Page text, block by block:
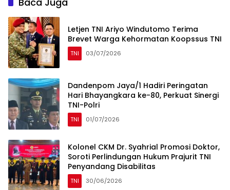
Letjen TNI Ariyo Windutomo Terima
Brevet Warga Kehormatan Koopssus TNI
TNI 03/07/2026
Dandenpom Jaya/1 Hadiri Peringatan
Hari Bhayangkara ke-80, Perkuat Sinergi
TNI-Polri
TNI 01/07/2026
Kolonel CKM Dr. Syahrial Promosi Doktor,
Soroti Perlindungan Hukum Prajurit TNI
Penyandang Disabilitas
TNI 30/06/2026